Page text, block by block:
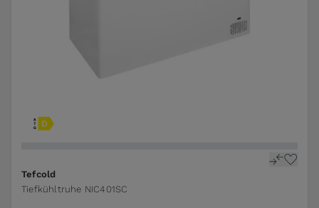
Tefcold
Tiefkühltruhe NIC401SC